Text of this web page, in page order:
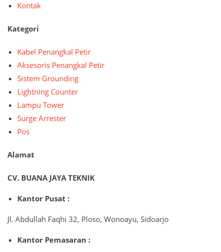
Kontak
Kategori
Kabel Penangkal Petir
Aksesoris Penangkal Petir
Sistem Grounding
Lightning Counter
Lampu Tower
Surge Arrester
Pos
Alamat
CV. BUANA JAYA TEKNIK
Kantor Pusat :
Jl. Abdullah Faqhi 32, Ploso, Wonoayu, Sidoarjo
Kantor Pemasaran :